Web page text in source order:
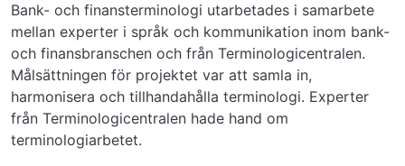
Bank- och finansterminologi utarbetades i samarbete
mellan experter i språk och kommunikation inom bank-
och finansbranschen och från Terminologicentralen.
Målsättningen för projektet var att samla in,
harmonisera och tillhandahålla terminologi. Experter
från Terminologicentralen hade hand om
terminologiarbetet.